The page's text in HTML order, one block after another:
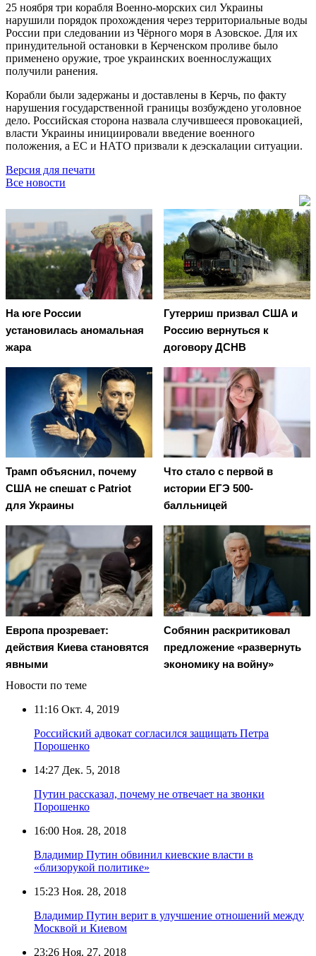
25 ноября три корабля Военно-морских сил Украины
нарушили порядок прохождения через территориальные воды
России при следовании из Чёрного моря в Азовское. Для их
принудительной остановки в Керченском проливе было
применено оружие, трое украинских военнослужащих
получили ранения.
Корабли были задержаны и доставлены в Керчь, по факту
нарушения государственной границы возбуждено уголовное
дело. Российская сторона назвала случившееся провокацией,
власти Украины инициировали введение военного
положения, а ЕС и НАТО призвали к деэскалации ситуации.
Версия для печати
Все новости
На юге России
установилась аномальная
жара
Гутерриш призвал США и
Россию вернуться к
договору ДСНВ
Трамп объяснил, почему
США не спешат с Patriot
для Украины
Что стало с первой в
истории ЕГЭ 500-
балльницей
Европа прозревает:
действия Киева становятся
явными
Собянин раскритиковал
предложение «развернуть
экономику на войну»
Новости по теме
11:16 Окт. 4, 2019
Российский адвокат согласился защищать Петра
Порошенко
14:27 Дек. 5, 2018
Путин рассказал, почему не отвечает на звонки
Порошенко
16:00 Ноя. 28, 2018
Владимир Путин обвинил киевские власти в
«близорукой политике»
15:23 Ноя. 28, 2018
Владимир Путин верит в улучшение отношений между
Москвой и Киевом
23:26 Ноя. 27, 2018